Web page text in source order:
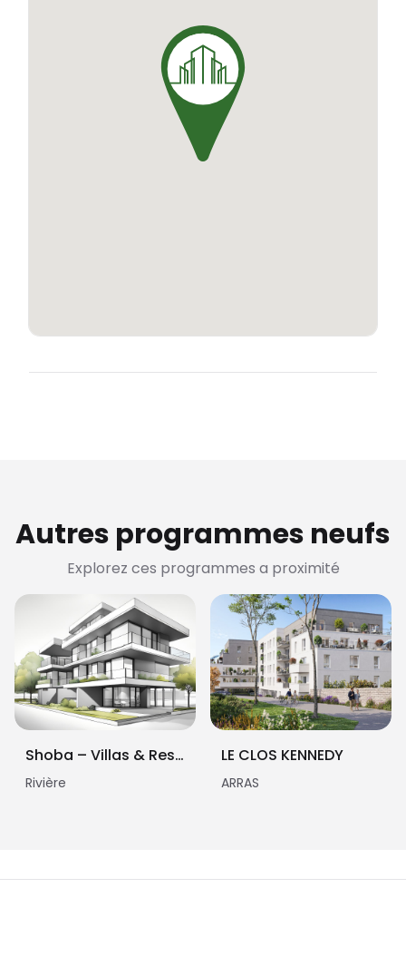
télécommunications, assurant le confort et la
facilité des résidents. Le lotissement incarne un
style de vie tranquille et paisible, axé sur la
nature, tout en bénéficiant des avantages
urbains. Devenez propriétaire d'une maison à
Wailly et profitez d'une qualité de vie
exceptionnelle en créant la maison qui répond à
Autres programmes neufs
Explorez ces programmes a proximité
Shoba – Villas & Residences by Maradiva
Rivière
LE CLOS KENNEDY
ARRAS